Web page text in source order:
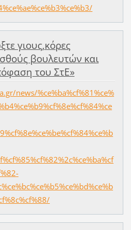
γιους,κόρες
βουλευτών και
του ΣτΕ»
news/%ce%ba%cf%81%ce%